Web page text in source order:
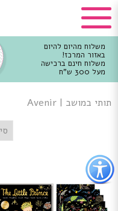
כפתור
לפתיחת
תפריט
נגישות
משלוח מהיום להיום
באזור המרכז!
משלוח חינם ברכישה
מעל 300 ש"ח
מרכזי
תותי במושב |
Avenir